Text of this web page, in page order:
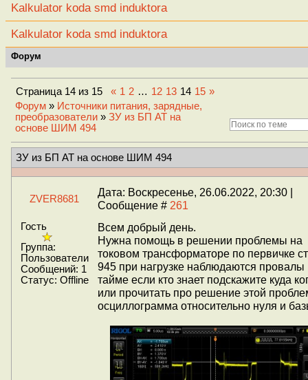
Kalkulator koda smd induktora
Kalkulator koda smd induktora
Форум
Страница 14 из 15 « 1 2 … 12 13 14 15 »
Форум » Источники питания, зарядные,
преобразователи » ЗУ из БП АТ на
основе ШИМ 494
ЗУ из БП АТ на основе ШИМ 494
ZVER8681
Дата: Воскресенье, 26.06.2022, 20:30 |
Сообщение # 261
Гость
Группа:
Пользователи
Сообщений: 1
Статус: Offline
Всем добрый день.
Нужна помощь в решении проблемы на
токовом трансформаторе по первичке
945 при нагрузке наблюдаются провалы
тайме если кто знает подскажите куда
или прочитать про решение этой
осциллограмма относительно нуля и